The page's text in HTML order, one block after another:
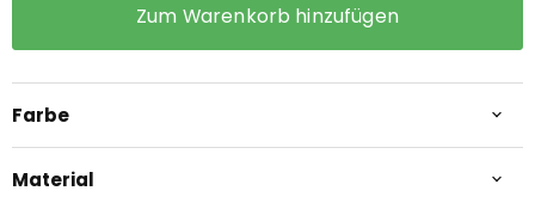
Zum Warenkorb hinzufügen
Farbe
Material